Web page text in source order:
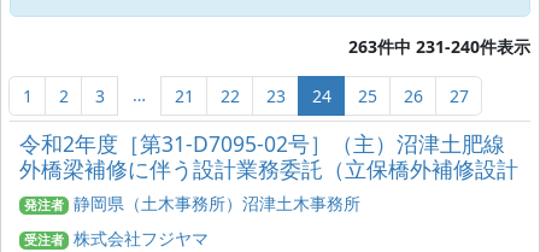
263件中 231-240件表示
1 2 3 … 21 22 23 24 25 26 27
令和2年度［第31‐D7095‐02号］（主）沼津土肥線
外橋梁補修に伴う設計業務委託（立保橋外補修設計
発注者 静岡県（土木事務所）沼津土木事務所
受注者 株式会社フジヤマ